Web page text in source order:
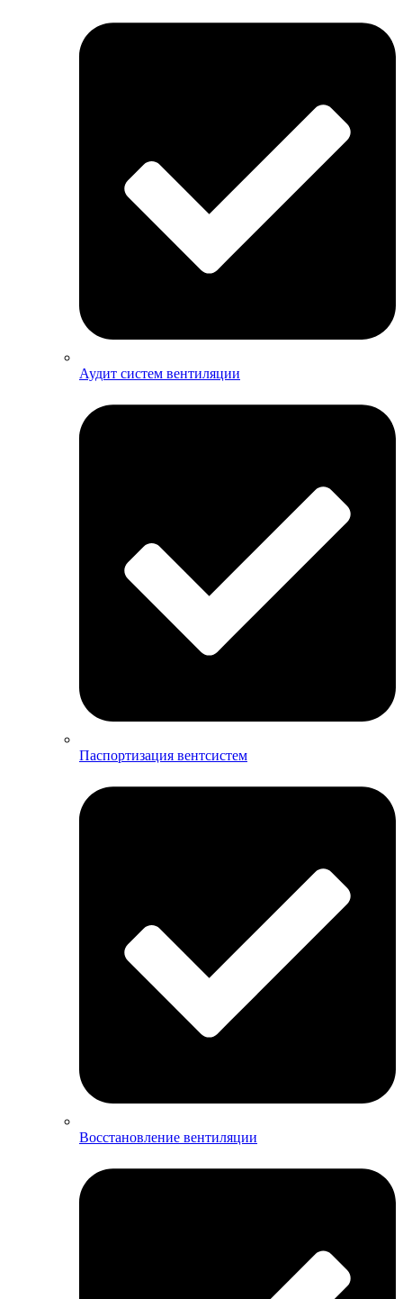
Аудит систем вентиляции
Паспортизация вентсистем
Восстановление вентиляции